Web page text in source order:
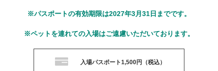
※パスポートの有効期限は2027年3月31日までです。
※ペットを連れての入場はご遠慮いただいております。
入場パスポート1,500円（税込）